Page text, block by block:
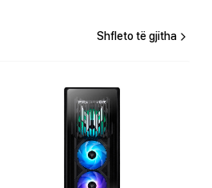
Shfleto të gjitha